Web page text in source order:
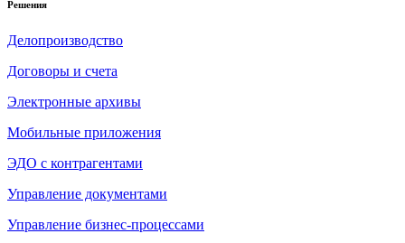
Решения
Делопроизводство
Договоры и счета
Электронные архивы
Мобильные приложения
ЭДО с контрагентами
Управление документами
Управление бизнес-процессами